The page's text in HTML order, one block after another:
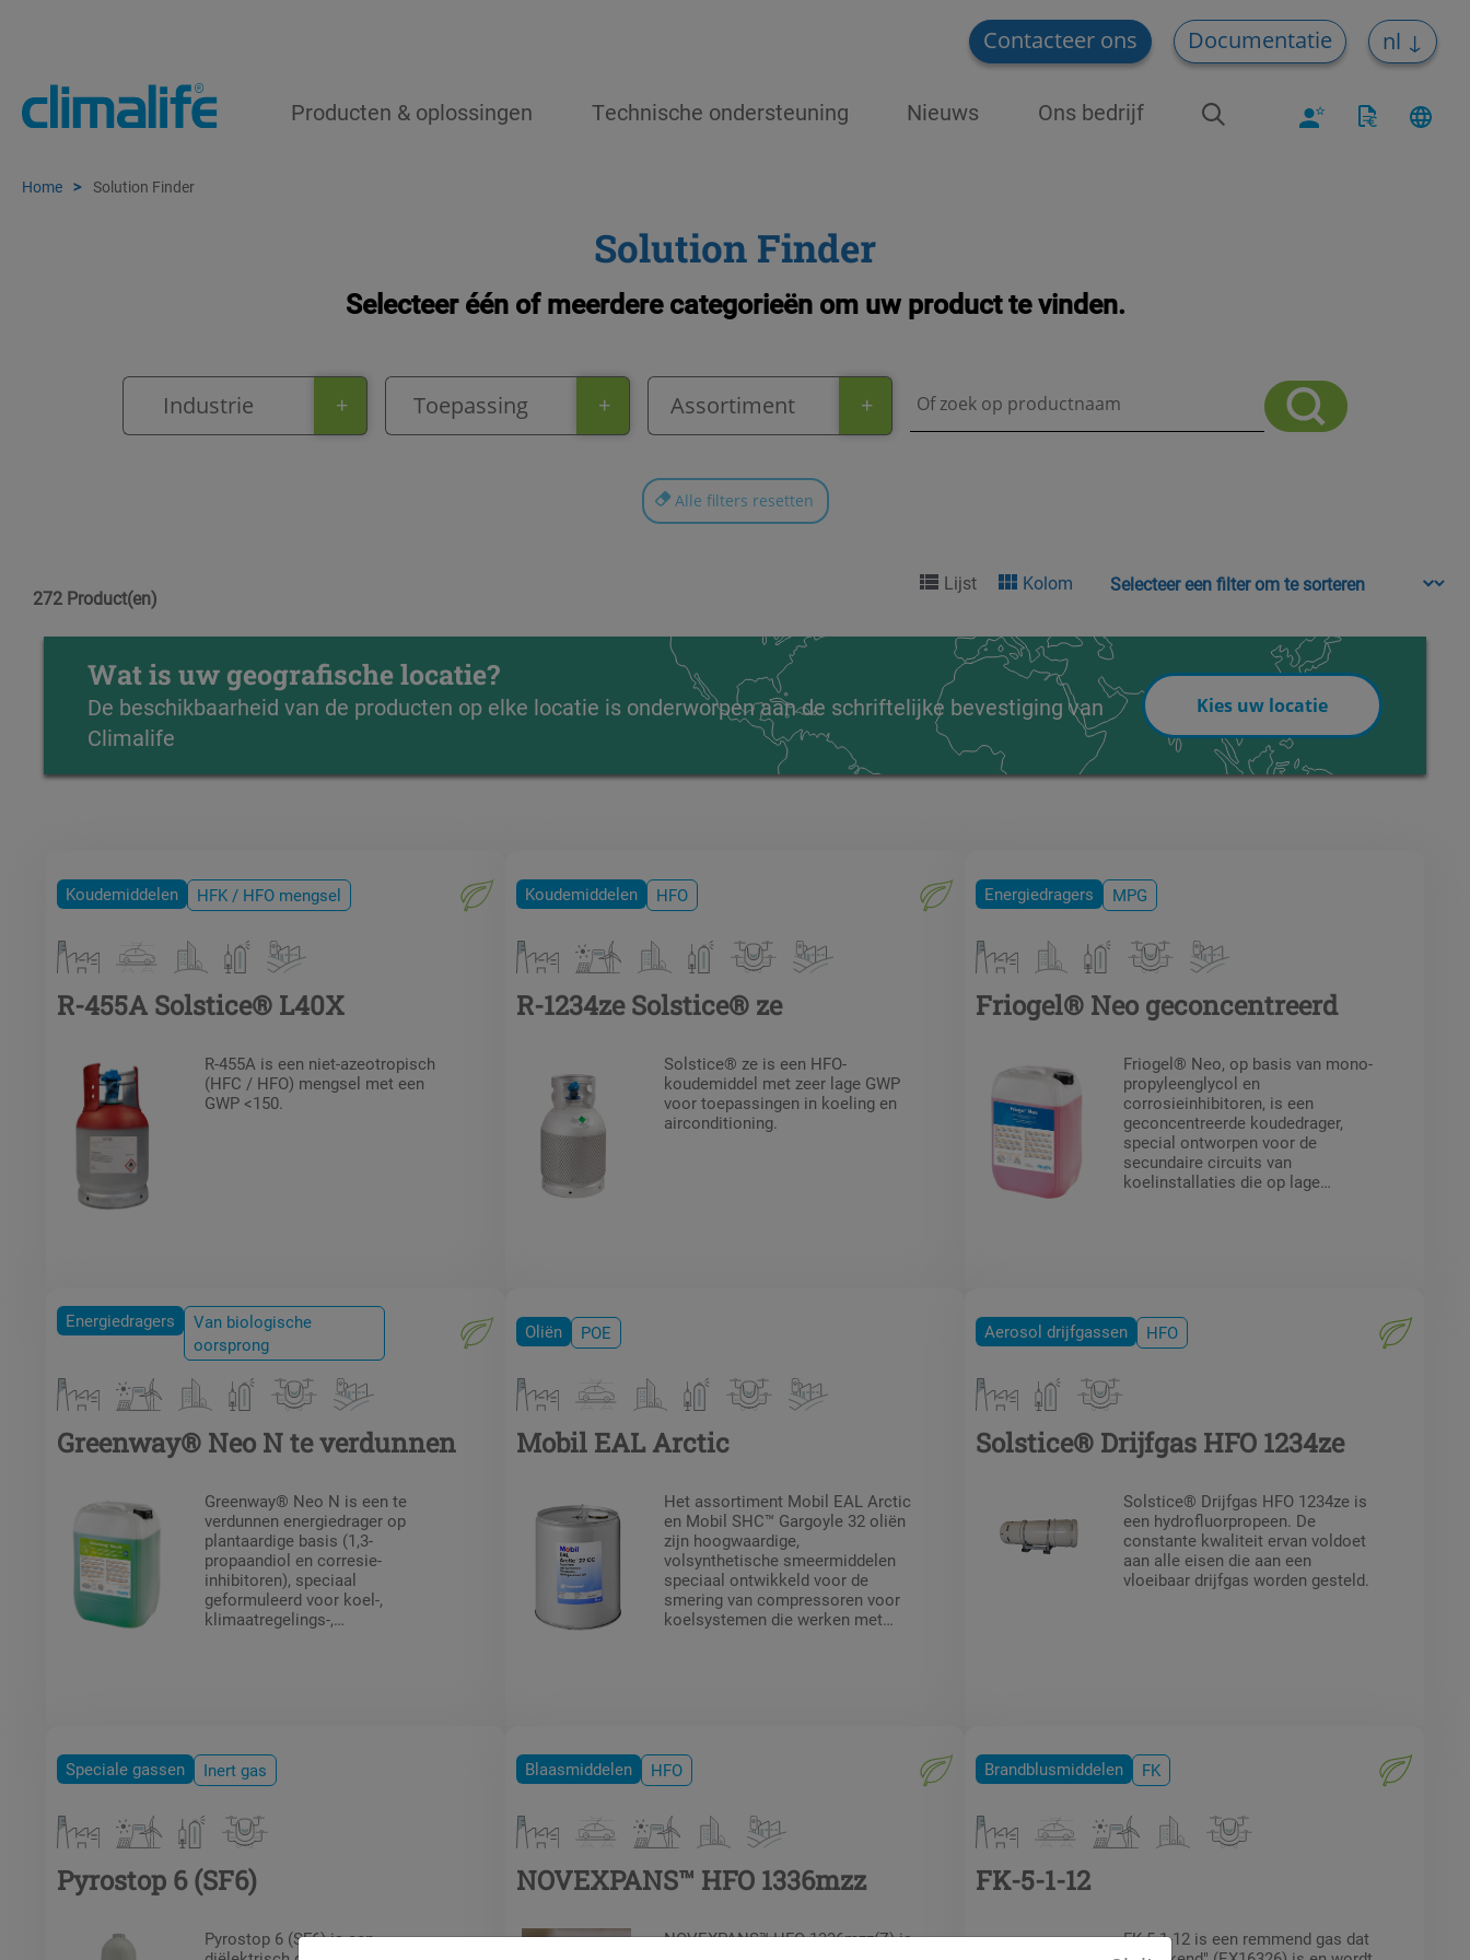
Contacteer ons Documentatie nl
Producten & oplossingen Technische ondersteuning Nieuws Ons bedrijf
Home Solution Finder
Solution Finder
Selecteer één of meerdere categorieën om uw product te vinden.
Industrie + Toepassing + Assortiment +
Alle filters resetten
272 Product(en)
Lijst Kolom
Wat is uw geografische locatie?
De beschikbaarheid van de producten op elke locatie is onderworpen aan de schriftelijke bevestiging van
Climalife
Kies uw locatie
Koudemiddelen HFK / HFO mengsel
R-455A Solstice® L40X
R-455A is een niet-azeotropisch
(HFC / HFO) mengsel met een
GWP <150.
Koudemiddelen HFO
R-1234ze Solstice® ze
Solstice® ze is een HFO-
koudemiddel met zeer lage GWP
voor toepassingen in koeling en
airconditioning.
Energiedragers MPG
Friogel® Neo geconcentreerd
Friogel® Neo, op basis van mono-
propyleenglycol en
corrosieinhibitoren, is een
geconcentreerde koudedrager,
special ontworpen voor de
secundaire circuits van
koelinstallaties die op lage
Energiedragers
Van biologische
oorsprong
Greenway® Neo N te verdunnen
Greenway® Neo N is een te
verdunnen energiedrager op
plantaardige basis (1,3-
propaandiol en corresie-
inhibitoren), speciaal
geformuleerd voor koel-,
klimaatregelings-,
Oliën POE
Mobil EAL Arctic
Het assortiment Mobil EAL Arctic
en Mobil SHC™ Gargoyle 32 oliën
zijn hoogwaardige,
volsynthetische smeermiddelen
speciaal ontwikkeld voor de
smering van compressoren voor
koelsystemen die werken met
Aerosol drijfgassen HFO
Solstice® Drijfgas HFO 1234ze
Solstice® Drijfgas HFO 1234ze is
een hydrofluorpropeen. De
constante kwaliteit ervan voldoet
aan alle eisen die aan een
vloeibaar drijfgas worden gesteld.
Speciale gassen Inert gas
Pyrostop 6 (SF6)
Pyrostop 6 (SF6) is een
Blaasmiddelen HFO
NOVEXPANS™ HFO 1336mzz
NOVEXPANS™ HFO 1336mzz(Z) is
Brandblusmiddelen FK
FK-5-1-12
FK-5-1-12 is een remmend gas dat